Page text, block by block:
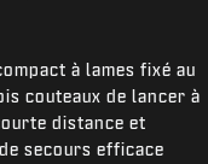
à lames fixé au
couteaux de lancer à
distance et
secours efficace